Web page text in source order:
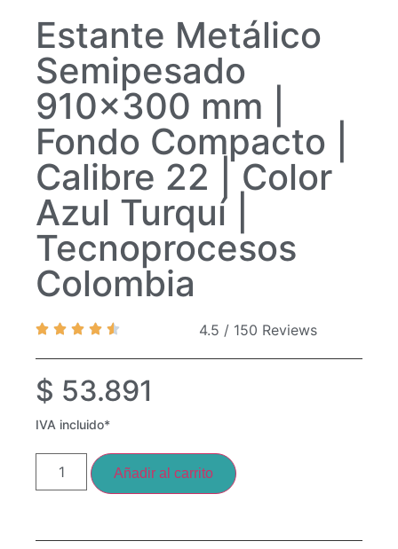
Estante Metálico
Semipesado
910×300 mm |
Fondo Compacto |
Calibre 22 | Color
Azul Turquí |
Tecnoprocesos
Colombia
4.5 / 150 Reviews
$ 53.891
IVA incluido*
Añadir al carrito